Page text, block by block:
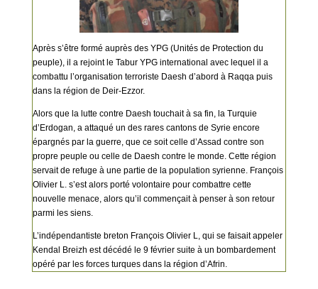
Après s’être formé auprès des YPG (Unités de Protection du
peuple), il a rejoint le Tabur YPG international avec lequel il a
combattu l’organisation terroriste Daesh d’abord à Raqqa puis
dans la région de Deir-Ezzor.
Alors que la lutte contre Daesh touchait à sa fin, la Turquie
d’Erdogan, a attaqué un des rares cantons de Syrie encore
épargnés par la guerre, que ce soit celle d’Assad contre son
propre peuple ou celle de Daesh contre le monde. Cette région
servait de refuge à une partie de la population syrienne. François
Olivier L. s’est alors porté volontaire pour combattre cette
nouvelle menace, alors qu’il commençait à penser à son retour
parmi les siens.
L’indépendantiste breton François Olivier L, qui se faisait appeler
Kendal Breizh est décédé le 9 février suite à un bombardement
opéré par les forces turques dans la région d’Afrin.